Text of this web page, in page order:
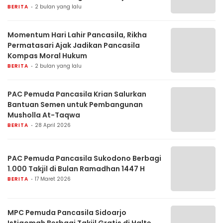
Bangsa
BERITA 2 bulan yang lalu
Momentum Hari Lahir Pancasila, Rikha
Permatasari Ajak Jadikan Pancasila
Kompas Moral Hukum
BERITA 2 bulan yang lalu
PAC Pemuda Pancasila Krian Salurkan
Bantuan Semen untuk Pembangunan
Musholla At-Taqwa
BERITA 28 April 2026
PAC Pemuda Pancasila Sukodono Berbagi
1.000 Takjil di Bulan Ramadhan 1447 H
BERITA 17 Maret 2026
MPC Pemuda Pancasila Sidoarjo